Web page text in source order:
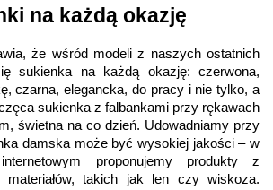
na każdą okazję
że wśród modeli z naszych ostatnich
sukienka na każdą okazję: czerwona,
czarna, elegancka, do pracy i nie tylko, a
sukienka z falbankami przy rękawach
świetna na co dzień. Udowadniamy przy
damska może być wysokiej jakości – w
proponujemy produkty z
materiałów, takich jak len czy wiskoza.